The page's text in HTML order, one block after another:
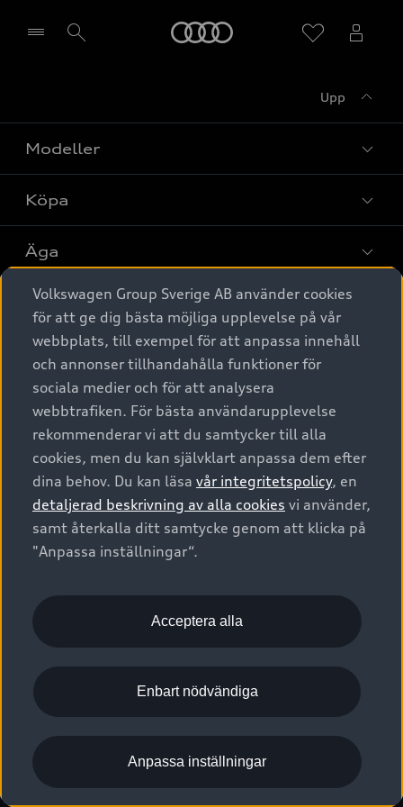
Upp
Modeller
Alla modeller
Elbilar
A6 modellerna
SUV
Avant
Audi Sport
Köpa
Privaterbjudanden
Privatleasing
Nya bilar i lager
Begagnade bilar i lager
Audi approved :plus - så gott som nya
Finansiering
Audi exclusive
Provkörning
Äga
Service & tillbehör
Audi digital services
Originaltillbehör - köp online
Garantier
Försäkring
Digitala manualer för din Audi
Audi Collection – livsstilsartiklar
Vanliga frågor
2G/3G nätet stängs ned - Hur påverkas min bil av detta?
Tjänstebil
Tjänstebil
Business lease online
Företagsleasing
Om Audi Sverige
Kontakta oss
Audi Återförsäljare/-serviceverkstad
myAudi
Pressmeddelanden
Nyhetsbrev
Vårt hållbarhetsarbete
Lediga tjänster huvudkontor
Lediga tjänster hos Audi Återförsäljare
Kommentar till mediauppgifter om dataläcka
© 2026 AUDI SVERIGE. All Rights Reserved.
Utgivare Juridiskt
Juridiskt Audi AG
Juridiskt Audi Digital Giveaway
Anpassa inställningar för cookies
Visselblåsarkanaler
Volkswagen Group Sverige AB använder cookies
för att ge dig bästa möjliga upplevelse på vår
webbplats, till exempel för att anpassa innehåll
och annonser tillhandahålla funktioner för
sociala medier och för att analysera
webbtrafiken. För bästa användarupplevelse
rekommenderar vi att du samtycker till alla
cookies, men du kan självklart anpassa dem efter
dina behov. Du kan läsa vår integritetspolicy, en
detaljerad beskrivning av alla cookies vi använder,
samt återkalla ditt samtycke genom att klicka på
"Anpassa inställningar“.
Acceptera alla
Enbart nödvändiga
Anpassa inställningar